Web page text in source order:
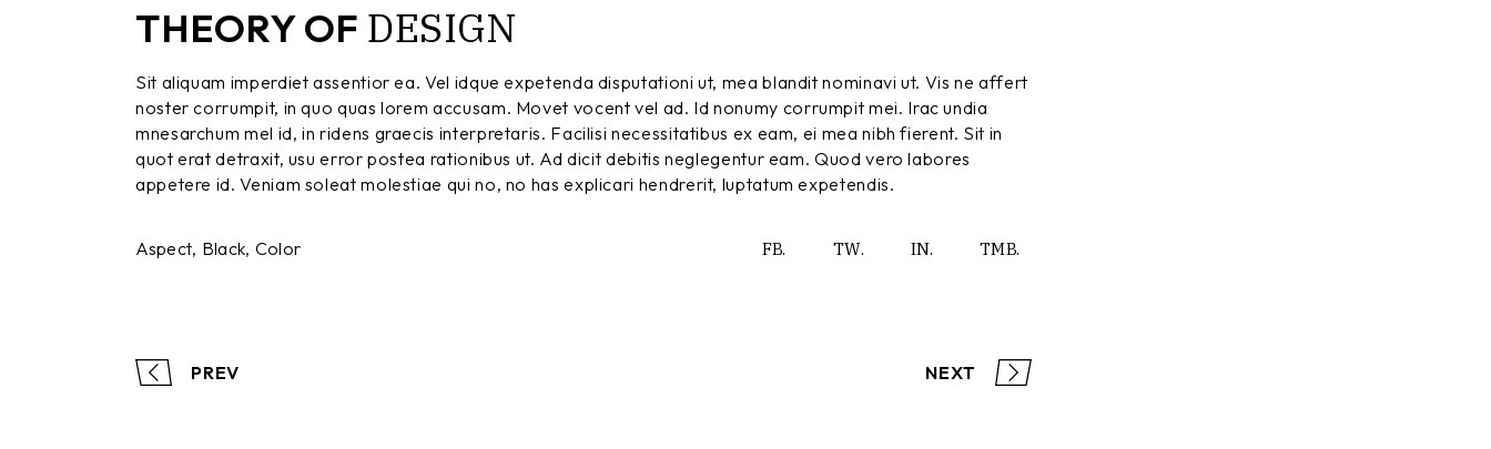
THEORY OF DESIGN
Sit aliquam imperdiet assentior ea. Vel idque expetenda disputationi ut, mea blandit nominavi ut. Vis ne affert
noster corrumpit, in quo quas lorem accusam. Movet vocent vel ad. Id nonumy corrumpit mei. Irac undia
mnesarchum mel id, in ridens graecis interpretaris. Facilisi necessitatibus ex eam, ei mea nibh fierent. Sit in
quot erat detraxit, usu error postea rationibus ut. Ad dicit debitis neglegentur eam. Quod vero labores
appetere id. Veniam soleat molestiae qui no, no has explicari hendrerit, luptatum expetendis.
Aspect Black Color FB. TW. IN. TMB.
PREV NEXT